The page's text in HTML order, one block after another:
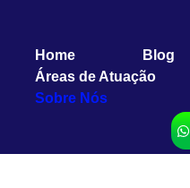
Home
Blog
Áreas de Atuação
Sobre Nós